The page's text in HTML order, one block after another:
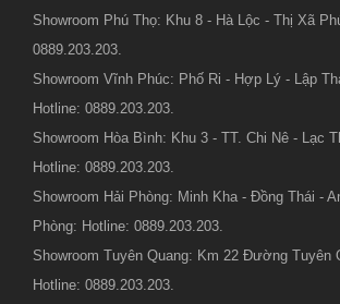
Showroom Phú Thọ: Khu 8 - Hà Lộc - Thị Xã
0889.203.203.
Showroom Vĩnh Phúc: Phố Ri - Hợp Lý - Lập
Hotline: 0889.203.203.
Showroom Hòa Bình: Khu 3 - TT. Chi Nê - Lạc
Hotline: 0889.203.203.
Showroom Hải Phòng: Minh Kha - Đồng Thái -
Phòng: Hotline: 0889.203.203.
Showroom Tuyên Quang: Km 22 Đường Tuyên
Hotline: 0889.203.203.